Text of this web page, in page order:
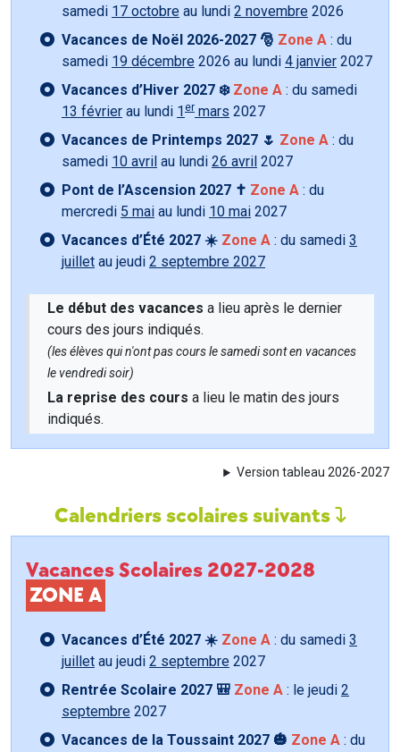
samedi 17 octobre au lundi 2 novembre 2026
Vacances de Noël 2026-2027 🎅 Zone A : du
samedi 19 décembre 2026 au lundi 4 janvier 2027
Vacances d’Hiver 2027 ❄️ Zone A : du samedi
13 février au lundi 1 er mars 2027
Vacances de Printemps 2027 🌷 Zone A : du
samedi 10 avril au lundi 26 avril 2027
Pont de l’Ascension 2027 ✝️ Zone A : du
mercredi 5 mai au lundi 10 mai 2027
Vacances d’Été 2027 ☀️ Zone A : du samedi 3
juillet au jeudi 2 septembre 2027
Le début des vacances a lieu après le dernier
cours des jours indiqués.
(les élèves qui n'ont pas cours le samedi sont en vacances
le vendredi soir)
La reprise des cours a lieu le matin des jours
indiqués.
Version tableau 2026-2027
Calendriers scolaires suivants
Vacances Scolaires 2027-2028
ZONE A
Vacances d’Été 2027 ☀️ Zone A : du samedi 3
juillet au jeudi 2 septembre 2027
Rentrée Scolaire 2027 🎒 Zone A : le jeudi 2
septembre 2027
Vacances de la Toussaint 2027 🎃 Zone A : du